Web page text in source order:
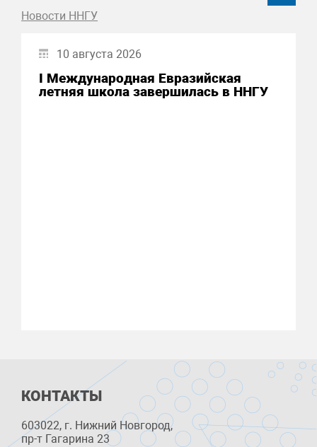
Новости ННГУ
10 августа 2026
I Международная Евразийская
летняя школа завершилась в ННГУ
КОНТАКТЫ
603022, г. Нижний Новгород,
пр-т Гагарина 23